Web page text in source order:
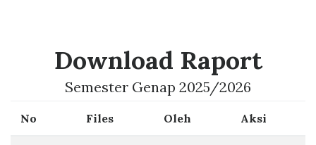
Download Raport
Semester Genap 2025/2026
No Files Oleh Aksi